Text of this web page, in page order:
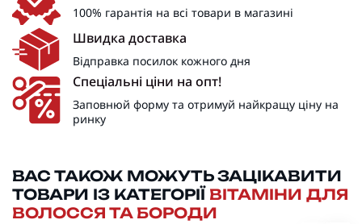
100% гарантія на всі товари в магазині
Швидка доставка
Відправка посилок кожного дня
Спеціальні ціни на опт!
Заповнюй форму та отримуй найкращу ціну на
ринку
ВАС ТАКОЖ МОЖУТЬ ЗАЦІКАВИТИ
ТОВАРИ ІЗ КАТЕГОРІЇ ВІТАМІНИ ДЛЯ
ВОЛОССЯ ТА БОРОДИ